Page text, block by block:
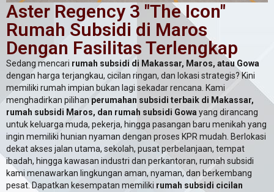
Aster Regency 3 "The Icon"
Rumah Subsidi di Maros
Dengan Fasilitas Terlengkap
Sedang mencari rumah subsidi di Makassar, Maros, atau Gowa
dengan harga terjangkau, cicilan ringan, dan lokasi strategis? Kini
memiliki rumah impian bukan lagi sekadar rencana. Kami
menghadirkan pilihan perumahan subsidi terbaik di Makassar,
rumah subsidi Maros, dan rumah subsidi Gowa yang dirancang
untuk keluarga muda, pekerja, hingga pasangan baru menikah yang
ingin memiliki hunian nyaman dengan proses KPR mudah. Berlokasi
dekat akses jalan utama, sekolah, pusat perbelanjaan, tempat
ibadah, hingga kawasan industri dan perkantoran, rumah subsidi
kami menawarkan lingkungan aman, nyaman, dan berkembang
pesat. Dapatkan kesempatan memiliki rumah subsidi cicilan